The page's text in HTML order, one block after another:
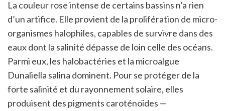
La couleur rose intense de certains bassins n’a rien
d’un artifice. Elle provient de la prolifération de micro-
organismes halophiles, capables de survivre dans des
eaux dont la salinité dépasse de loin celle des océans.
Parmi eux, les halobactéries et la microalgue
Dunaliella salina dominent. Pour se protéger de la
forte salinité et du rayonnement solaire, elles
produisent des pigments caroténoïdes —